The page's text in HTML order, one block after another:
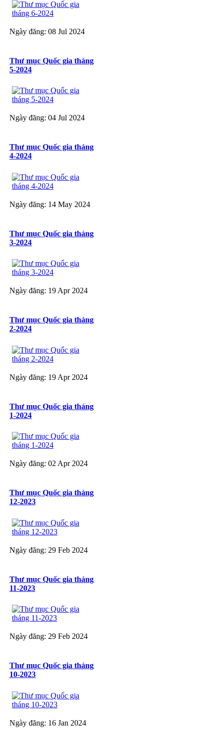
Ngày đăng: 08 Jul 2024
Thư mục Quốc gia tháng
5-2024
Ngày đăng: 04 Jul 2024
Thư mục Quốc gia tháng
4-2024
Ngày đăng: 14 May 2024
Thư mục Quốc gia tháng
3-2024
Ngày đăng: 19 Apr 2024
Thư mục Quốc gia tháng
2-2024
Ngày đăng: 19 Apr 2024
Thư mục Quốc gia tháng
1-2024
Ngày đăng: 02 Apr 2024
Thư mục Quốc gia tháng
12-2023
Ngày đăng: 29 Feb 2024
Thư mục Quốc gia tháng
11-2023
Ngày đăng: 29 Feb 2024
Thư mục Quốc gia tháng
10-2023
Ngày đăng: 16 Jan 2024